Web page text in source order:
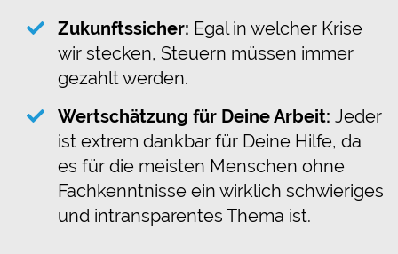
Zukunftssicher: Egal in welcher Krise
wir stecken, Steuern müssen immer
gezahlt werden.
Wertschätzung für Deine Arbeit: Jeder
ist extrem dankbar für Deine Hilfe, da
es für die meisten Menschen ohne
Fachkenntnisse ein wirklich schwieriges
und intransparentes Thema ist.